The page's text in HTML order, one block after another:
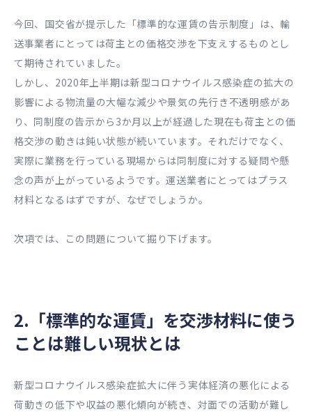
今回、国交省が提示した「標準的な運賃の告示制度」は、輸
送事業者にとっては荷主との価格交渉を下支えするものとし
て期待されていました。
しかし、2020年上半期は新型コロナウイルス感染症の拡大の
影響による物流量の大幅な減少や景気の先行き不透明感があ
り、同制度の告示から3か月以上が経過した現在も荷主との価
格交渉の動きは鈍い状態が続いています。それだけでなく、
実際に業務を行っている現場からは同制度に対する疑問や懸
念の声が上がっているようです。運送業者にとってはプラス
材料となるはずですが、なぜでしょうか。
次項では、この問題について掘り下げます。
2.「標準的な運賃」を交渉材料に使う
ことは難しい現状とは
新型コロナウイルス感染症拡大に伴う実体経済の悪化による
荷動きの低下や収益の悪化傾向が続き、対面での活動が難し